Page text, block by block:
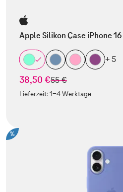
Apple Silikon Case iPhone
+ 5
38,50 €statt
55 €
Lieferzeit:1-4 Werktage
%